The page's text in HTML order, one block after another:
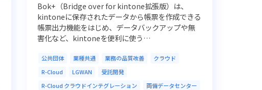
Bok+（Bridge over for kintone拡張版）は、
kintoneに保存されたデータから帳票を作成できる
帳票出力機能をはじめ、データバックアップや無
害化など、kintoneを便利に使う…
公共団体 業種共通 業務の品質改善
クラウド
R-Cloud
LGWAN
受託開発
R-Cloud クラウドインテグレーション
両備データセンター